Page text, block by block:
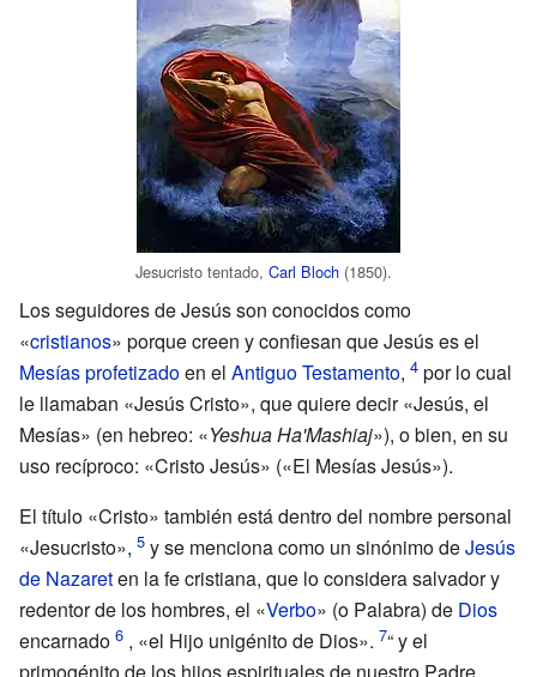
Jesucristo tentado, Carl Bloch (1850).
Los seguidores de Jesús son conocidos como
«cristianos» porque creen y confiesan que Jesús es el
Mesíasprofetizadoen el Antiguo Testamento,
por lo cual
le llamaban «Jesús Cristo», que quiere decir «Jesús, el
Mesías» (en hebreo: «Yeshua Ha'Mashiaj»), o bien, en su
uso recíproco: «Cristo Jesús» («El Mesías Jesús»).
El título «Cristo» también está dentro del nombre personal
«Jesucristo»,
y se menciona como un sinónimo deJesús
de Nazareten la fe cristiana, que lo considera salvador y
redentor de los hombres, el «Verbo» (o Palabra) de Dios
encarnado
, «el Hijo unigénito de Dios». “ y el
primogénito de los hijos espirituales de nuestro Padre